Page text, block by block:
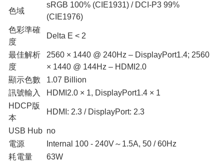
色域
sRGB 100% (CIE1931) / DCI-P3 99%
(CIE1976)
色彩準確
度
Delta E < 2
最佳解析
度
2560 × 1440 @ 240Hz – DisplayPort1.4; 2560
× 1440 @ 144Hz – HDMI2.0
顯示色數
1.07 Billion
訊號輸入
HDMI2.0 × 1, DisplayPort1.4 × 1
HDCP版
本
HDMI: 2.3 / DisplayPort: 2.3
USB Hub no
電源
Internal 100 - 240V～1.5A, 50 / 60Hz
耗電量
63W